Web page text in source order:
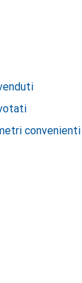
convenienti